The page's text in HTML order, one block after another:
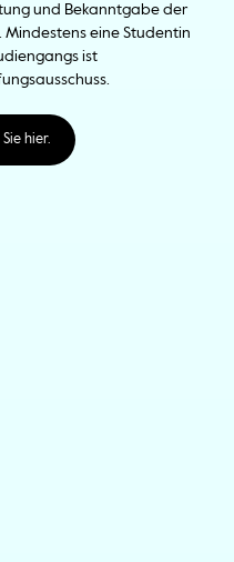
und Bekanntgabe der
Mindestens eine Studentin
ist
hier.